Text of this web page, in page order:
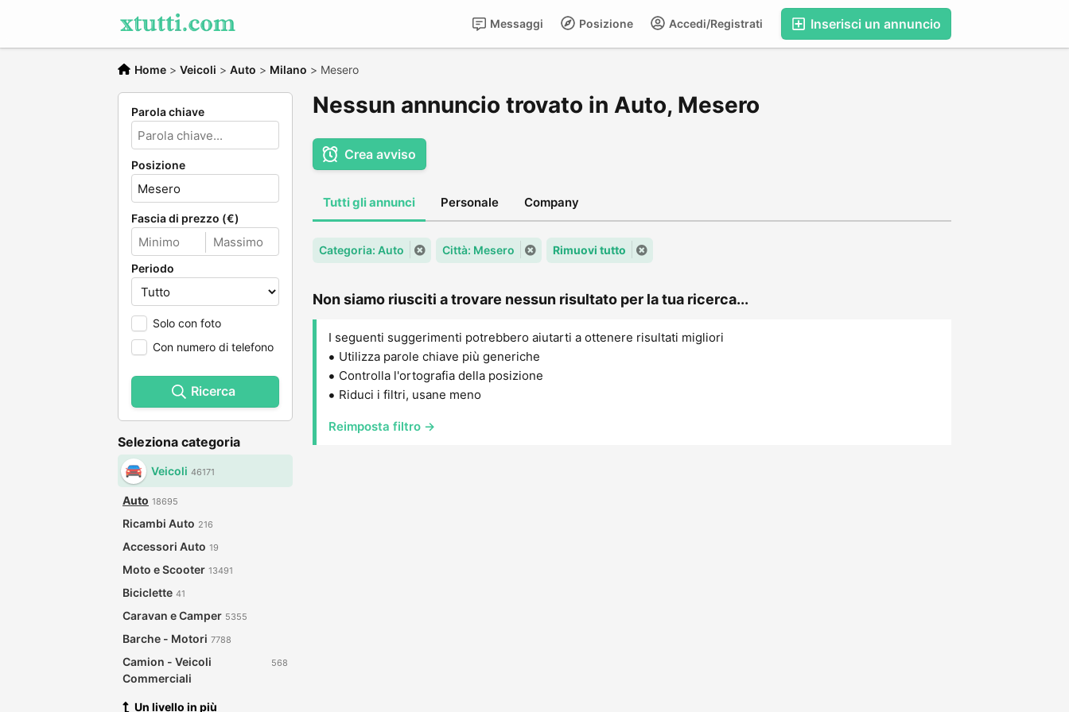
Inserisci un annuncio
Accedi/Registrati
Posizione
Messaggi
Home > Veicoli > Auto > Milano > Mesero
Parola chiave
Posizione
Fascia di prezzo (€)
Periodo
Solo con foto
Con numero di telefono
Ricerca
Seleziona categoria
Veicoli 46171
Auto 18695
Ricambi Auto 216
Accessori Auto 19
Moto e Scooter 13491
Biciclette 41
Caravan e Camper 5355
Barche - Motori 7788
Camion - Veicoli
Commerciali
568
Un livello in più
Nessun annuncio trovato in Auto, Mesero
Crea avviso
Tutti gli annunci Personale Company
Categoria: Auto Città: Mesero Rimuovi tutto
Non siamo riusciti a trovare nessun risultato per la tua ricerca...
I seguenti suggerimenti potrebbero aiutarti a ottenere risultati migliori
Utilizza parole chiave più generiche
Controlla l'ortografia della posizione
Riduci i filtri, usane meno
Reimposta filtro →